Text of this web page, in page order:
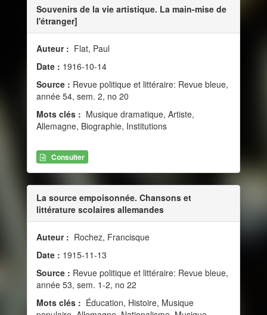
Souvenirs de la vie artistique. La main-mise de
l'étranger]
Auteur : Flat, Paul
Date : 1916-10-14
Source : Revue politique et littéraire: Revue bleue,
année 54, sem. 2, no 20
Mots clés : Musique dramatique, Artiste,
Allemagne, Biographie, Institutions
Consulter
La source empoisonnée. Chansons et
littérature scolaires allemandes
Auteur : Rochez, Francisque
Date : 1915-11-13
Source : Revue politique et littéraire: Revue bleue,
année 53, sem. 1-2, no 22
Mots clés : Éducation, Histoire, Musique